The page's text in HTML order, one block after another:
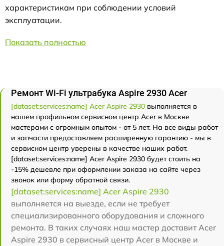
характеристикам при соблюдении условий
эксплуатации.
Показать полностью
Ремонт Wi-Fi ультрабука Aspire 2930 Acer
[dataset:services:name] Acer Aspire 2930 выполняется в
нашем профильном сервисном центр Acer в Москве
мастерами с огромным опытом - от 5 лет. На все виды работ
и запчасти предоставляем расширенную гарантию - мы в
сервисном центр уверены в качестве наших работ.
[dataset:services:name] Acer Aspire 2930 будет стоить на
-15% дешевле при оформлении заказа на сайте через
звонок или форму обратной связи.
[dataset:services:name] Acer Aspire 2930
выполняется на выезде, если не требует
специализированного оборудования и сложного
ремонта. В таких случаях наш мастер доставит Acer
Aspire 2930 в сервисный центр Acer в Москве и